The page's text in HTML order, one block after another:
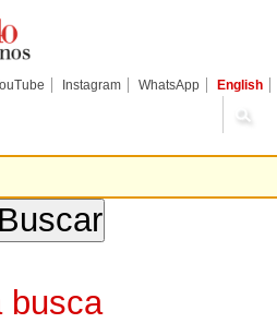
Instagram WhatsApp English
busca